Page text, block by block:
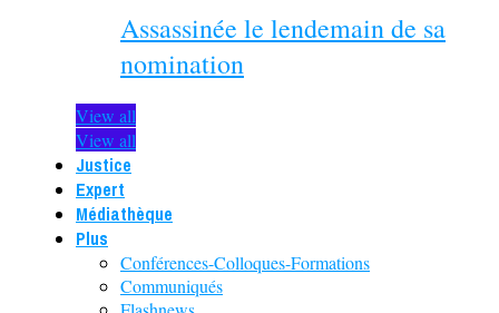
Assassinée le lendemain de sa
nomination
View all
View all
Justice
Expert
Médiathèque
Plus
Conférences-Colloques-Formations
Communiqués